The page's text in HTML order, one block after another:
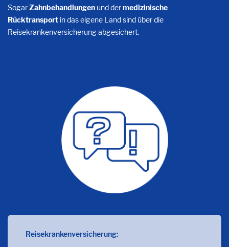
SogarZahnbehandlungen und dermedizinische
Rücktransport in das eigene Land sind über die
Reisekrankenversicherung abgesichert.
Reisekrankenversicherung: